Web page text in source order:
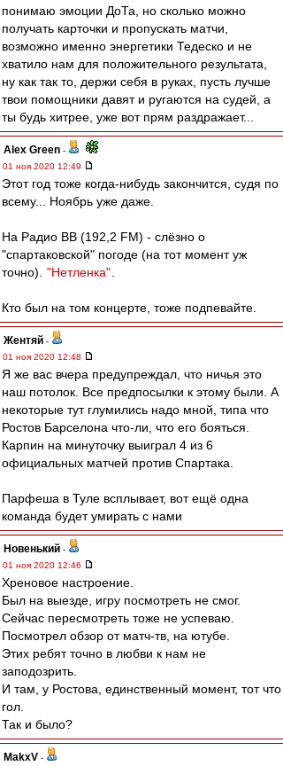
понимаю эмоции ДоТа, но сколько можно
получать карточки и пропускать матчи,
возможно именно энергетики Тедеско и не
хватило нам для положительного результата,
ну как так то, держи себя в руках, пусть лучше
твои помощники давят и ругаются на судей, а
ты будь хитрее, уже вот прям раздражает...
Alex Green -
01 ноя 2020 12:49
Этот год тоже когда-нибудь закончится, судя по
всему... Ноябрь уже даже.
На Радио ВВ (192,2 FM) - слёзно о
"спартаковской" погоде (на тот момент уж
точно). "Нетленка"
Кто был на том концерте, тоже подпевайте.
Жентяй -
01 ноя 2020 12:48
Я же вас вчера предупреждал, что ничья это
наш потолок. Все предпосылки к этому были. А
некоторые тут глумились надо мной, типа что
Ростов Барселона что-ли, что его бояться.
Карпин на минуточку выиграл 4 из 6
официальных матчей против Спартака.
Парфеша в Туле всплывает, вот ещё одна
команда будет умирать с нами
Новенький -
01 ноя 2020 12:46
Хреновое настроение.
Был на выезде, игру посмотреть не смог.
Сейчас пересмотреть тоже не успеваю.
Посмотрел обзор от матч-тв, на ютубе.
Этих ребят точно в любви к нам не
заподозрить.
И там, у Ростова, единственный момент, тот что
гол.
Так и было?
MakxV -